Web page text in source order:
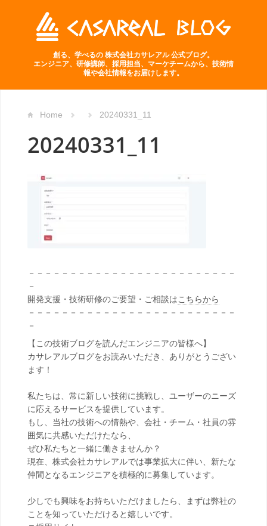
創る、学べるの 株式会社カサレアル 公式ブログ。
エンジニア、研修講師、採用担当、マーケチームから、技術情
報や会社情報をお届けします。
Home 20240331_11
20240331_11
－－－－－－－－－－－－－－－－－－－－－－－－－
－
開発支援・技術研修のご要望・ご相談はこちらから
－－－－－－－－－－－－－－－－－－－－－－－－－
－
【この技術ブログを読んだエンジニアの皆様へ】
カサレアルブログをお読みいただき、ありがとうござい
ます！
私たちは、常に新しい技術に挑戦し、ユーザーのニーズ
に応えるサービスを提供しています。
もし、当社の技術への情熱や、会社・チーム・社員の雰
囲気に共感いただけたなら、
ぜひ私たちと一緒に働きませんか？
現在、株式会社カサレアルでは事業拡大に伴い、新たな
仲間となるエンジニアを積極的に募集しています。
少しでも興味をお持ちいただけましたら、まずは弊社の
ことを知っていただけると嬉しいです。